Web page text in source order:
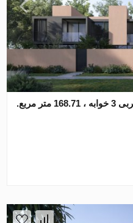
ویلا در Sharjah ، امارات متحده عربی 3 خوابه ، 168.71 متر مربع.